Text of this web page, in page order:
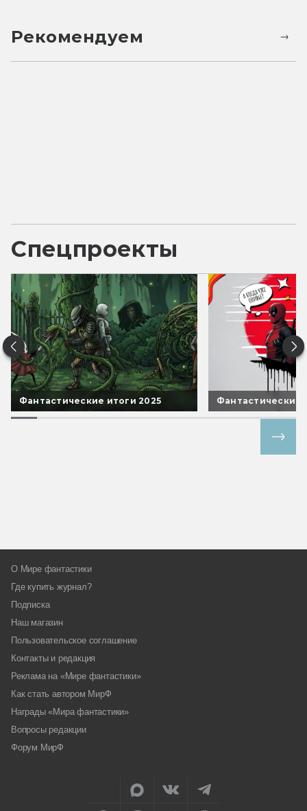
Рекомендуем
Спецпроекты
Фантастические итоги 2025 Фантастические
О Мире фантастики
Где купить журнал?
Подписка
Наш магазин
Пользовательское соглашение
Контакты и редакция
Реклама на «Мире фантастики»
Как стать автором МирФ
Награды «Мира фантастики»
Вопросы редакции
Форум МирФ